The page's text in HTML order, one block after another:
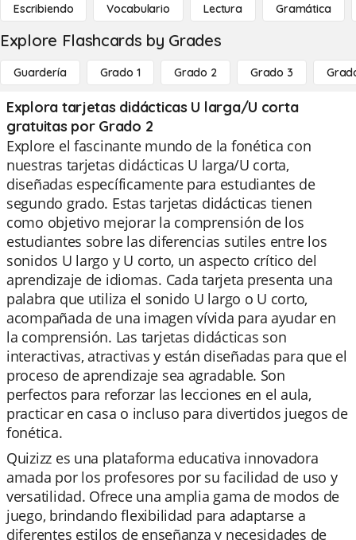
Escribiendo Vocabulario Lectura Gramática
Explore Flashcards by Grades
Guardería Grado 1 Grado 2 Grado 3
Explora tarjetas didácticas U larga/U corta
gratuitas por Grado 2
Explore el fascinante mundo de la fonética con
nuestras tarjetas didácticas U larga/U corta,
diseñadas específicamente para estudiantes de
segundo grado. Estas tarjetas didácticas tienen
como objetivo mejorar la comprensión de los
estudiantes sobre las diferencias sutiles entre los
sonidos U largo y U corto, un aspecto crítico del
aprendizaje de idiomas. Cada tarjeta presenta una
palabra que utiliza el sonido U largo o U corto,
acompañada de una imagen vívida para ayudar en
la comprensión. Las tarjetas didácticas son
interactivas, atractivas y están diseñadas para que el
proceso de aprendizaje sea agradable. Son
perfectos para reforzar las lecciones en el aula,
practicar en casa o incluso para divertidos juegos de
fonética.
Quizizz es una plataforma educativa innovadora
amada por los profesores por su facilidad de uso y
versatilidad. Ofrece una amplia gama de modos de
juego, brindando flexibilidad para adaptarse a
diferentes estilos de enseñanza y necesidades de